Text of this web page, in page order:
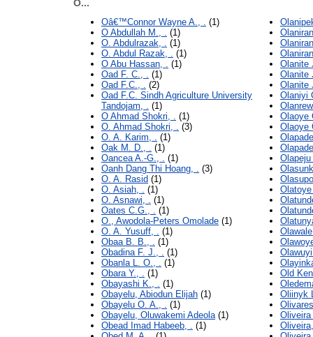
O...
Oâ€™Connor Wayne A., . (1)
O Abdullah M., . (1)
O. Abdulrazak, . (1)
O. Abdul Razak, . (1)
O Abu Hassan, . (1)
Oad F. C., . (1)
Oad F.C., . (2)
Oad F.C. Sindh Agriculture University
Tandojam, . (1)
O Ahmad Shokri, . (1)
O. Ahmad Shokri, . (3)
O. A. Karim, . (1)
Oak M. D., . (1)
Oancea A.-G., . (1)
Oanh Dang Thi Hoang, . (3)
O. A. Rasid (1)
O. Asiah, . (1)
O. Asnawi, . (1)
Oates C.G., . (1)
O., Awodola-Peters Omolade (1)
O. A. Yusuff, . (1)
Obaa B. B., . (1)
Obadina F. J., . (1)
Obanla L. O., . (1)
Obara Y., . (1)
Obayashi K., . (1)
Obayelu, Abiodun Elijah (1)
Obayelu O. A., . (1)
Obayelu, Oluwakemi Adeola(1)
Obead Imad Habeeb, . (1)
Olanite
Olanite
Olanite
Olaniyi
Olaoye
Olaoye
Old
Oliinyk